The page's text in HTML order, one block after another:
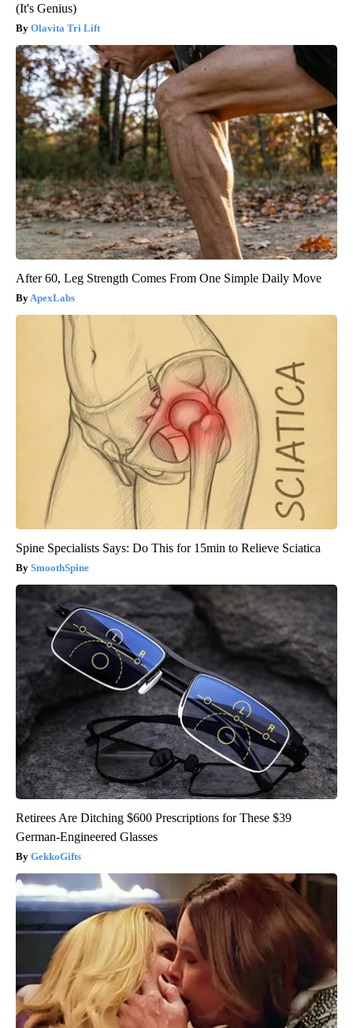
(It's Genius)
Olavita Tri Lift
After 60, Leg Strength Comes From One Simple Daily Move
ApexLabs
Spine Specialists Says: Do This for 15min to Relieve Sciatica
SmoothSpine
Retirees Are Ditching $600 Prescriptions for These $39
German-Engineered Glasses
GekkoGifts